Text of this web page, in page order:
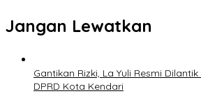
Jangan Lewatkan
Gantikan Rizki, La Yuli Resmi
DPRD Kota Kendari